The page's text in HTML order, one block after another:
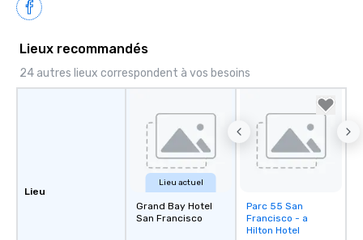
Lieux recommandés
24 autres lieux correspondent à vos besoins
Lieu
Lieu actuel
Grand Bay Hotel
San Francisco
Removed from
favorites
Parc 55 San
Francisco - a
Hilton Hotel